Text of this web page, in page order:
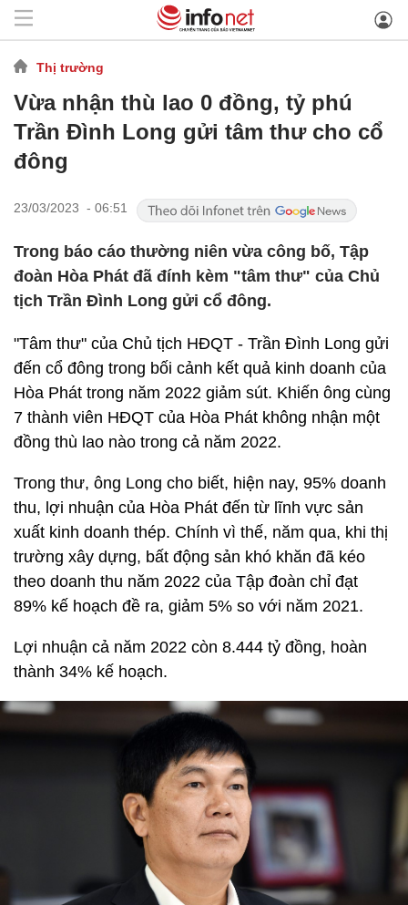
Thị trường
Vừa nhận thù lao 0 đồng, tỷ phú
Trần Đình Long gửi tâm thư cho cổ
đông
23/03/2023 - 06:51
Trong báo cáo thường niên vừa công bố, Tập
đoàn Hòa Phát đã đính kèm "tâm thư" của Chủ
tịch Trần Đình Long gửi cổ đông.
"Tâm thư" của Chủ tịch HĐQT - Trần Đình Long gửi
đến cổ đông trong bối cảnh kết quả kinh doanh của
Hòa Phát trong năm 2022 giảm sút. Khiến ông cùng
7 thành viên HĐQT của Hòa Phát không nhận một
đồng thù lao nào trong cả năm 2022.
Trong thư, ông Long cho biết, hiện nay, 95% doanh
thu, lợi nhuận của Hòa Phát đến từ lĩnh vực sản
xuất kinh doanh thép. Chính vì thế, năm qua, khi thị
trường xây dựng, bất động sản khó khăn đã kéo
theo doanh thu năm 2022 của Tập đoàn chỉ đạt
89% kế hoạch đề ra, giảm 5% so với năm 2021.
Lợi nhuận cả năm 2022 còn 8.444 tỷ đồng, hoàn
thành 34% kế hoạch.